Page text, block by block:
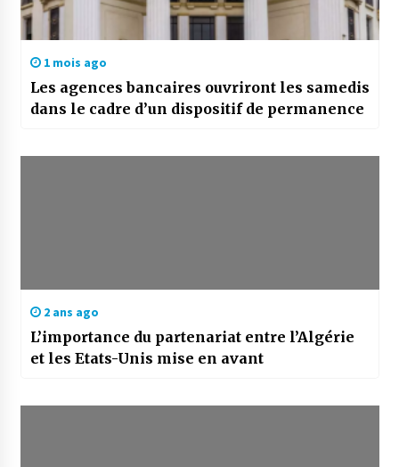
1 mois ago
Les agences bancaires ouvriront les samedis
dans le cadre d’un dispositif de permanence
2 ans ago
L’importance du partenariat entre l’Algérie
et les Etats-Unis mise en avant